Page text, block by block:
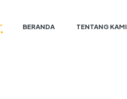
BERANDA TENTANG KAMI